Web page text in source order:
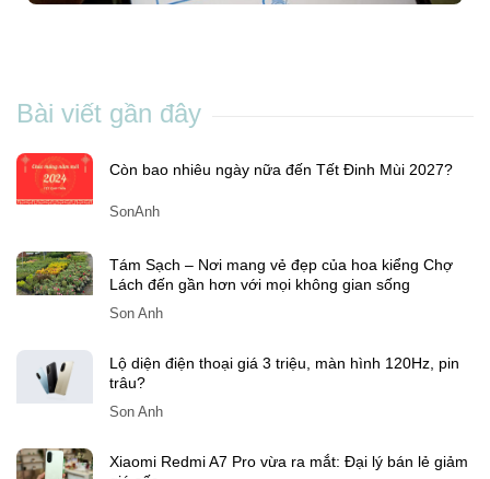
Còn bao nhiêu ngày nữa đến Tết Đinh Mùi 2027?
Tám Sạch – Nơi mang vẻ đẹp của hoa kiểng Chợ
Lách đến gần hơn với mọi không gian sống